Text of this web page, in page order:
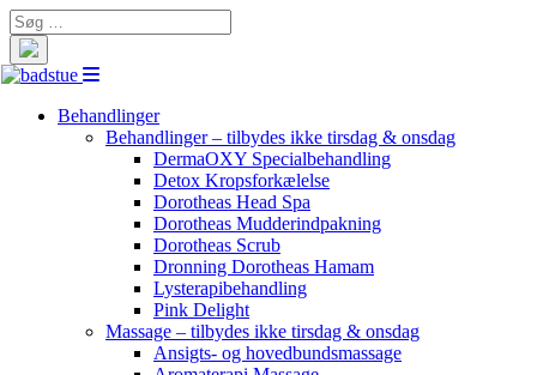
Search
for:
Behandlinger
Behandlinger – tilbydes ikke tirsdag & onsdag
DermaOXY Specialbehandling
Detox Kropsforkælelse
Dorotheas Head Spa
Dorotheas Mudderindpakning
Dorotheas Scrub
Dronning Dorotheas Hamam
Lysterapibehandling
Pink Delight
Massage – tilbydes ikke tirsdag & onsdag
Ansigts- og hovedbundsmassage